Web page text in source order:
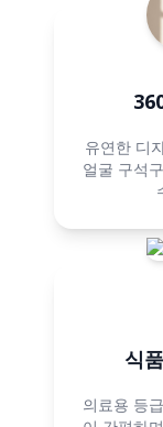
유연한 디
얼굴 구석
식
의료용 등